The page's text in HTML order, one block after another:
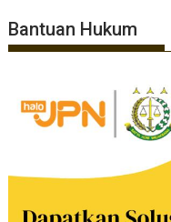
Bantuan Hukum